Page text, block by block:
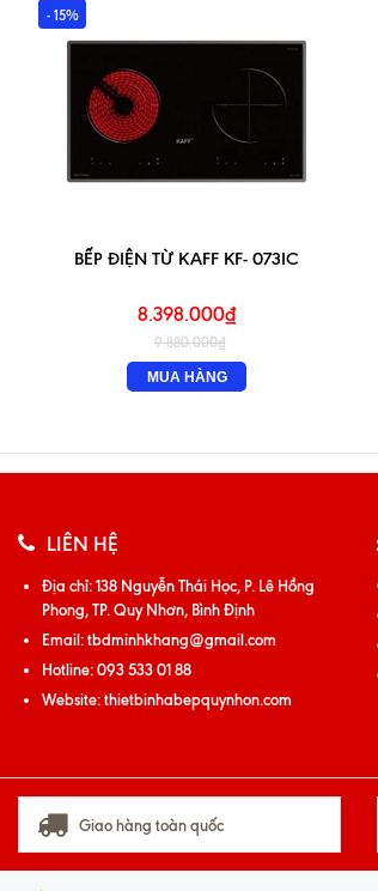
- 15%
BẾP ĐIỆN TỪ KAFF KF- 073IC
8.398.000₫
9.880.000₫
MUA HÀNG
LIÊN HỆ
Địa chỉ:138 Nguyễn Thái Học, P. Lê Hồng
Phong, TP. Quy Nhơn, Bình Định
Email:tbdminhkhang@gmail.com
Hotline:093 533 01 88
Website:thietbinhabepquynhon.com
Giao hàng toàn quốc